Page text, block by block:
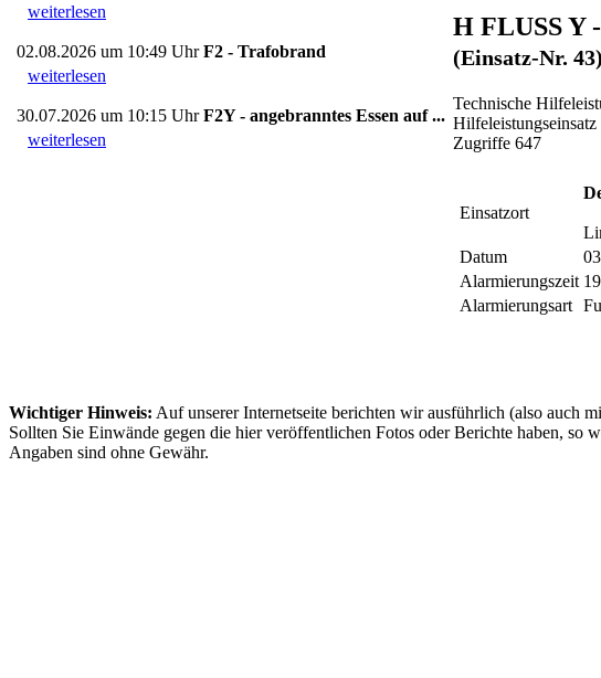
weiterlesen
02.08.2026 um 10:49 UhrF2 - Trafobrand
weiterlesen
30.07.2026 um 10:15 UhrF2Y - angebranntes Essen auf ...
weiterlesen
H FLUSS Y
(Einsatz-Nr. 43)
Technische
Hilfeleistungseinsatz
Zugriffe 647
Einsatzort
Datum
Alarmierungszeit
Alarmierungsart
Wichtiger Hinweis: Auf unserer Internetseite berichten wir ausführlich (also auch
Sollten Sie Einwände gegen die hier veröffentlichen Fotos oder Berichte haben, so
Angaben sind ohne Gewähr.